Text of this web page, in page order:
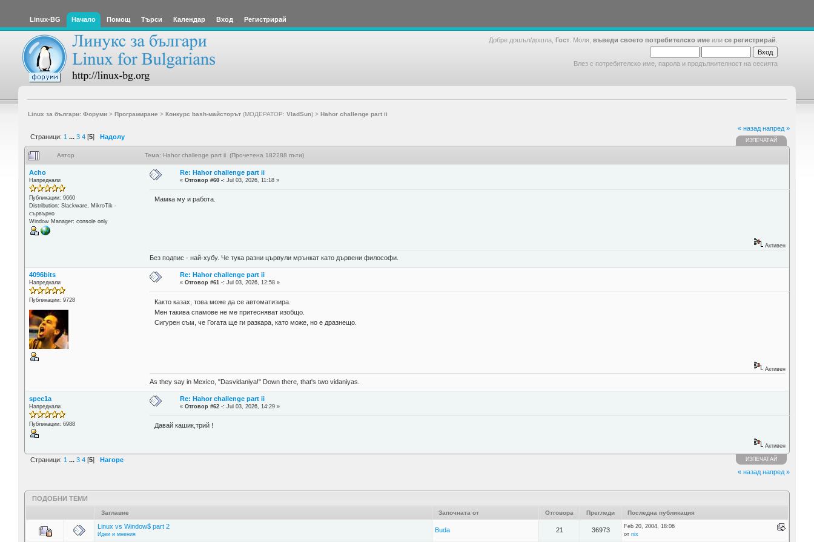
Linux-BG Начало Помощ Търси Календар Вход Регистрирай
Добре дошъл/дошла, Гост . Моля, въведи своето потребителско име или се регистрирай
Влез с потребителско име, парола и продължителност на сесията
Linux за българи: Форуми> Програмиране > Конкурс bash-майсторът(МОДЕРАТОР: VladSun) > Hahor challenge part ii
Страници: 1 ... 3 4 [5] Надолу
« назад напред »
ИЗПЕЧАТАЙ
Автор Тема: Hahor challenge part ii (Прочетена 182288 пъти)
Acho
Напреднали
Публикации: 9660
Distribution: Slackware, MikroTik -
сървърно
Window Manager: console only
Re: Hahor challenge part ii
«Отговор #60 -: Jul 03, 2026, 11:18 »
Мамка му и работа.
Активен
Без подпис - най-хубу. Че тука разни цървули мрънкат като дървени философи.
4096bits
Напреднали
Публикации: 9728
Re: Hahor challenge part ii
«Отговор #61 -: Jul 03, 2026, 12:58 »
Както казах, това може да се автоматизира.
Мен такива спамове не ме притесняват изобщо.
Сигурен съм, че Гогата ще ги разкара, като може, но е дразнещо.
Активен
As they say in Mexico, "Dasvidaniya!" Down there, that's two vidaniyas.
spec1a
Напреднали
Публикации: 6988
Re: Hahor challenge part ii
«Отговор #62 -: Jul 03, 2026, 14:29 »
Давай кашик,трий !
Активен
Страници: 1 ... 3 4 [5] Нагоре ИЗПЕЧАТАЙ
« назад напред »
ПОДОБНИ ТЕМИ
Заглавие Започната от Отговора Прегледи Последна публикация
Linux vs Window$ part 2
Идеи и мнения
Buda 21 36973
Feb 20, 2004, 18:06
от nix